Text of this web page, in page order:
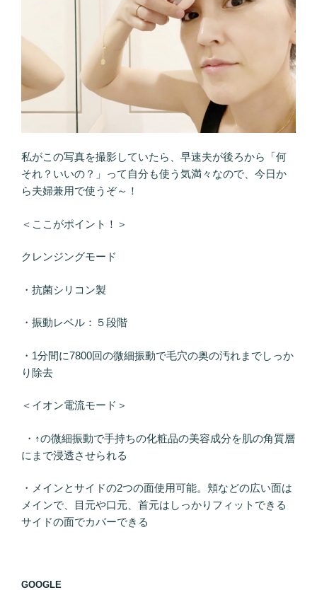
私がこの写真を撮影していたら、早速夫が後ろから「何
それ？いいの？」って自分も使う気満々なので、今日か
ら夫婦兼用で使うぞ～！
＜ここがポイント！＞
クレンジングモード
・抗菌シリコン製
・振動レベル：５段階
・1分間に7800回の微細振動で毛穴の奥の汚れまでしっか
り除去
＜イオン電流モード＞
・↑の微細振動で手持ちの化粧品の美容成分を肌の角質層
にまで浸透させられる
・メインとサイドの2つの面使用可能。頬などの広い面は
メインで、目元や口元、首元はしっかりフィットできる
サイドの面でカバーできる
GOOGLE